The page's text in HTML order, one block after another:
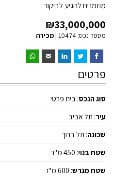
מוזמנים להגיע לביקור .
₪33,000,000
מספר נכס: 10474 | מכירה
פרטים
סוג הנכס:בית פרטי
עיר: תל אביב
שכונה: תל ברוך
שטח בנוי: 450 מ"ר
שטח מגרש: 600 מ"ר